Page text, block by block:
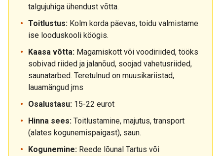
talgujuhiga ühendust võtta.
Toitlustus: Kolm korda päevas, toidu valmistame
ise looduskooli köögis.
Kaasa võtta: Magamiskott või voodiriided, tööks
sobivad riided ja jalanõud, soojad vahetusriided,
saunatarbed. Teretulnud on muusikariistad,
lauamängud jms
Osalustasu: 15-22 eurot
Hinna sees: Toitlustamine, majutus, transport
(alates kogunemispaigast), saun.
Kogunemine: Reede lõunal Tartus või